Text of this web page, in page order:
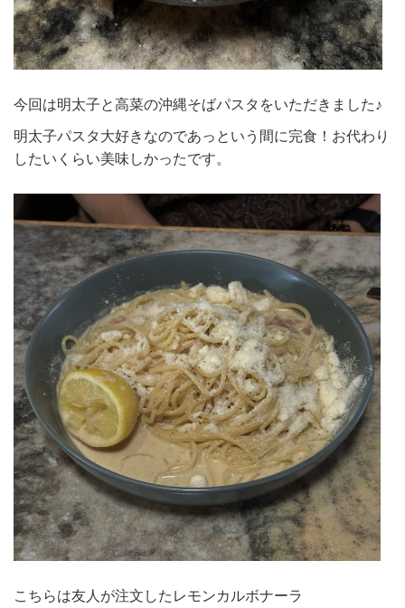
今回は明太子と高菜の沖縄そばパスタをいただきました♪
明太子パスタ大好きなのであっという間に完食！お代わり
したいくらい美味しかったです。
こちらは友人が注文したレモンカルボナーラ